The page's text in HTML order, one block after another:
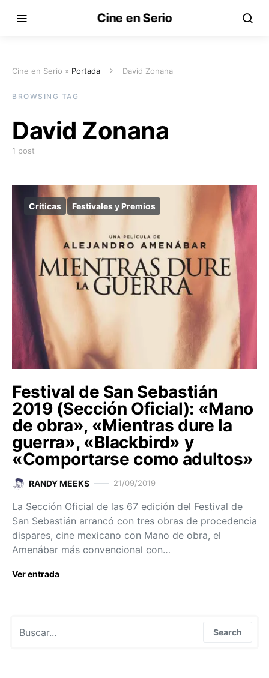
Cine en Serio
Cine en Serio » Portada David Zonana
BROWSING TAG
David Zonana
1 post
Críticas Festivales y Premios
Festival de San Sebastián
2019 (Sección Oficial): «Mano
de obra», «Mientras dure la
guerra», «Blackbird» y
«Comportarse como adultos»
RANDY MEEKS 21/09/2019
La Sección Oficial de las 67 edición del Festival de
San Sebastián arrancó con tres obras de procedencia
dispares, cine mexicano con Mano de obra, el
Amenábar más convencional con…
Ver entrada
Search